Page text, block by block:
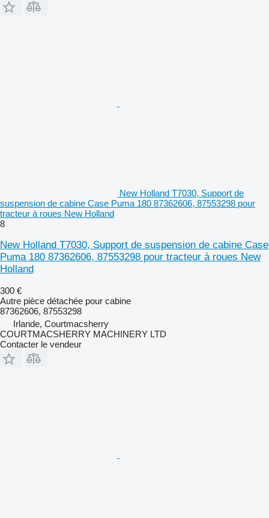
New Holland T7030, Support de
suspension de cabine Case Puma 180 87362606, 87553298 pour
tracteur à roues New Holland
8
New Holland T7030, Support de suspension de cabine Case
Puma 180 87362606, 87553298 pour tracteur à roues New
Holland
300 €
Autre pièce détachée pour cabine
87362606, 87553298
Irlande, Courtmacsherry
COURTMACSHERRY MACHINERY LTD
Contacter le vendeur